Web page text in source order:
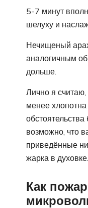
5-7 минут
шелуху и
Нечищеный
аналогичным
дольше.
Лично я считаю,
менее
возможно, что
приведённые
жарка в духовке.
Как